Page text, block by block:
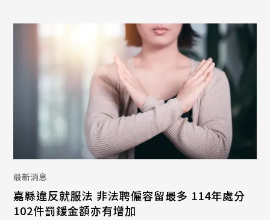
最新消息
嘉縣違反就服法 非法聘僱容留最多 114年處分
102件罰鍰金額亦有增加